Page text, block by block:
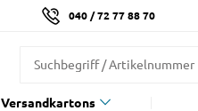
040 / 72 77 88 70
Versandkartons